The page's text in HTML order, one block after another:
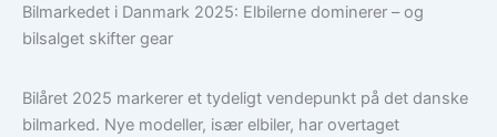
den
bilforsikring
Guide
til
Bilmarkedet i Danmark 2025: Elbilerne dominerer – og
bilsalget skifter gear
Bilåret 2025 markerer et tydeligt vendepunkt på det danske
bilmarked. Nye modeller, især elbiler, har overtaget